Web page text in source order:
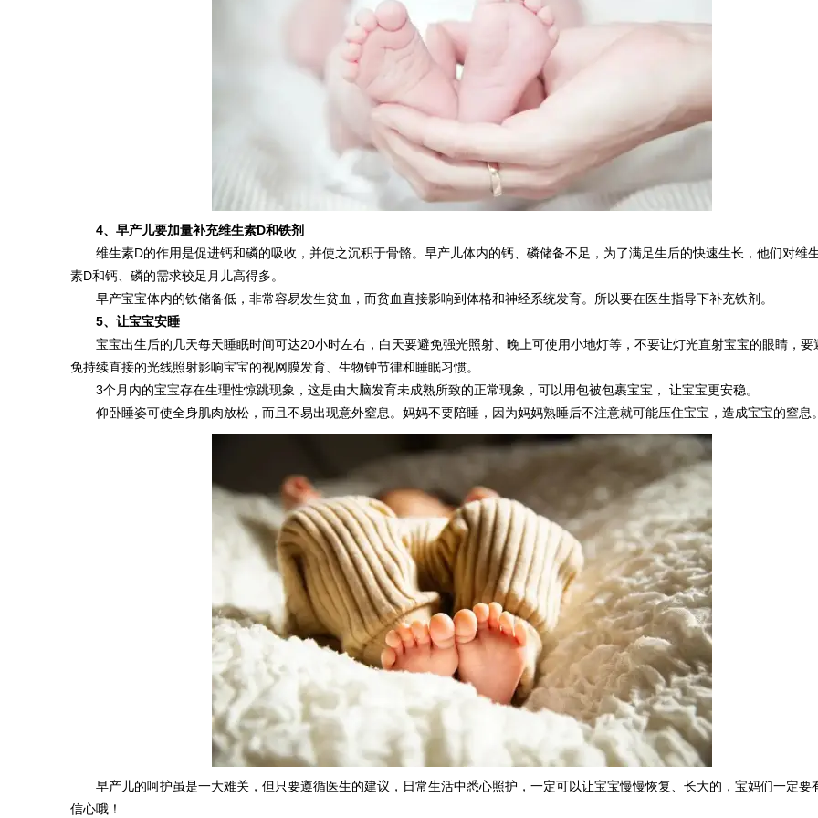
4、 早产儿要加量补充维生素D和铁剂
维生素D的作用是促进钙和磷的吸收，并使之沉积于骨骼。早产儿体内的钙、磷储备不足，为了满足生后的快速生长，他们对维
素D和钙、磷的需求较足月儿高得多。
早产宝宝体内的铁储备低，非常容易发生贫血，而贫血直接影响到体格和神经系统发育。所以要在医生指导下补充铁剂。
5、 让宝宝安睡
宝宝出生后的几天每天睡眠时间可达20小时左右，白天要避免强光照射、晚上可使用小地灯等，不要让灯光直射宝宝的眼睛，要
免持续直接的光线照射影响宝宝的视网膜发育、生物钟节律和睡眠习惯。
3个月内的宝宝存在生理性惊跳现象，这是由大脑发育未成熟所致的正常现象，可以用包被包裹宝宝， 让宝宝更安稳。
仰卧睡姿可使全身肌肉放松，而且不易出现意外窒息。妈妈不要陪睡，因为妈妈熟睡后不注意就可能压住宝宝，造成宝宝的窒息
早产儿的呵护虽是一大难关，但只要遵循医生的建议，日常生活中悉心照护，一定可以让宝宝慢慢恢复、长大的，宝妈们一定要
信心哦！